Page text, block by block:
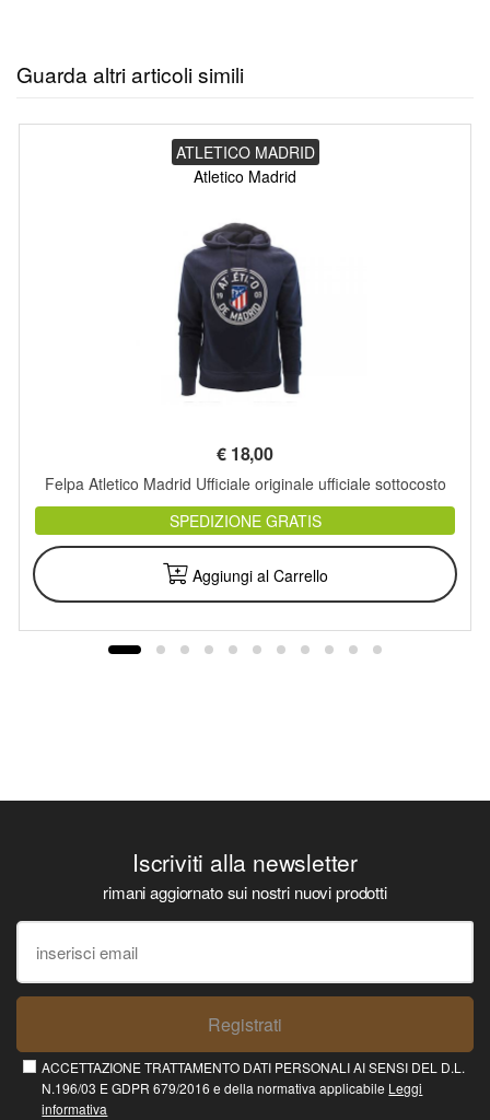
Guarda altri articoli simili
ATLETICO MADRID
Atletico Madrid
€ 18,00
Felpa Atletico Madrid Ufficiale originale ufficiale sottocosto
SPEDIZIONE GRATIS
Aggiungi al Carrello
Iscriviti alla newsletter
rimani aggiornato sui nostri nuovi prodotti
Registrati
ACCETTAZIONE TRATTAMENTO DATI PERSONALI AI SENSI DEL D.L.
N.196/03 E GDPR 679/2016 e della normativa applicabile Leggi
informativa